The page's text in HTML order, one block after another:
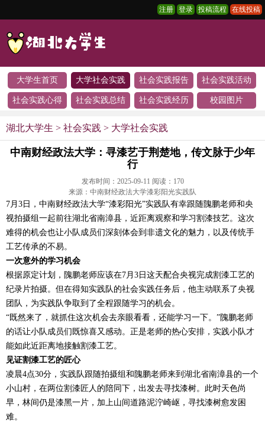
注册 登录 投稿流程 在线投稿
大学生首页 大学社会实践 社会实践报告 社会实践活动
社会实践心得 社会实践总结 社会实践经历 校园图片
湖北大学生 > 社会实践 > 大学社会实践
中南财经政法大学：寻漆艺于荆楚地，传文脉于少年
行
发布时间：2025-09-11 阅读： 170
来源：中南财经政法大学漆彩阳光实践队
7月3日，中南财经政法大学“漆彩阳光”实践队有幸跟随隗鹏老师和央
视拍摄组一起前往湖北省南漳县，近距离观察和学习割漆技艺。这次
难得的机会也让小队成员们深刻体会到非遗文化的魅力，以及传统手
工艺传承的不易。
一次意外的学习机会
根据原定计划，隗鹏老师应该在7月3日这天配合央视完成割漆工艺的
纪录片拍摄。但在得知实践队的社会实践任务后，他主动联系了央视
团队，为实践队争取到了全程跟随学习的机会。
“既然来了，就抓住这次机会去亲眼看看，还能学习一下。”隗鹏老师
的话让小队成员们既惊喜又感动。正是老师的热心安排，实践小队才
能如此近距离地接触割漆工艺。
见证割漆工艺的匠心
凌晨4点30分，实践队跟随拍摄组和隗鹏老师来到湖北省南漳县的一个
小山村，在两位割漆匠人的陪同下，出发去寻找漆树。此时天色尚
早，林间仍是漆黑一片，加上山间道路泥泞崎岖，寻找漆树愈发困
难。